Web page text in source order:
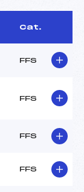
Cat.
FFS
FFS
FFS
FFS